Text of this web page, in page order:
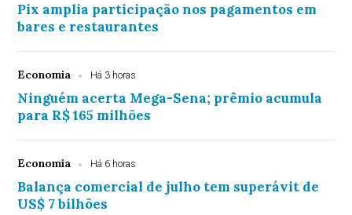
Pix amplia participação nos pagamentos em
bares e restaurantes
Economia Há 3 horas
Ninguém acerta Mega-Sena; prêmio acumula
para R$ 165 milhões
Economia Há 6 horas
Balança comercial de julho tem superávit de
US$ 7 bilhões